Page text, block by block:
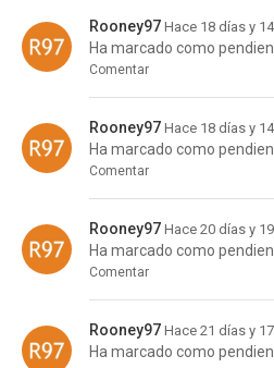
Rooney97 Hace 18 días y
Ha marcado como
Comentar
Rooney97 Hace 18 días y
Ha marcado como
Comentar
Rooney97 Hace 20 días y
Ha marcado como
Comentar
Rooney97 Hace 21 días y
Ha marcado como